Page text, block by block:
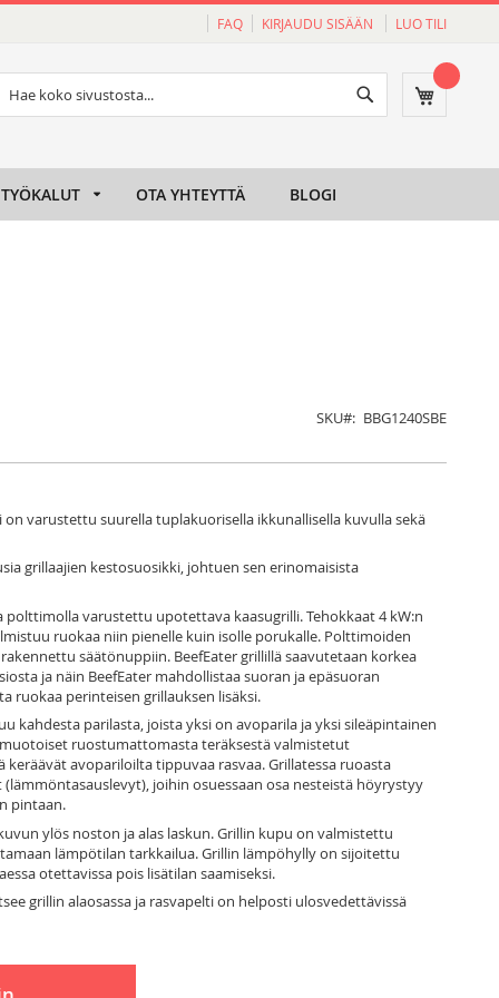
FAQ KIRJAUDU SISÄÄN LUO TILI
Ostoskori
TYÖKALUT OTA YHTEYTTÄ BLOGI
SKU BBG1240SBE
varustettu suurella tuplakuorisella ikkunallisella kuvulla sekä
grillaajien kestosuosikki, johtuen sen erinomaisista
polttimolla varustettu upotettava kaasugrilli. Tehokkaat 4 kW:n
ruokaa niin pienelle kuin isolle porukalle. Polttimoiden
säätönuppiin. BeefEater grillillä saavutetaan korkea
ja näin BeefEater mahdollistaa suoran ja epäsuoran
ruokaa perinteisen grillauksen lisäksi.
kahdesta parilasta, joista yksi on avoparila ja yksi sileäpintainen
ruostumattomasta teräksestä valmistetut
avopariloilta tippuvaa rasvaa. Grillatessa ruoasta
joihin osuessaan osa nesteistä höyrystyy
pintaan.
ylös noston ja alas laskun. Grillin kupu on valmistettu
lämpötilan tarkkailua. Grillin lämpöhylly on sijoitettu
otettavissa pois lisätilan saamiseksi.
grillin alaosassa ja rasvapelti on helposti ulosvedettävissä